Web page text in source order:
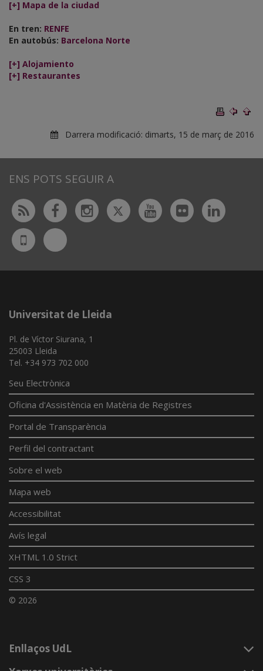
[+] Mapa de la ciudad
En tren: RENFE
En autobús: Barcelona Norte
[+] Alojamiento
[+] Restaurantes
Darrera modificació: dimarts, 15 de març de 2016
ENS POTS SEGUIR A
Rss FacebookInstagram
TwitterYoutubeFlickr
UdL
App
Bluesky
Universitat de Lleida
Pl. de Víctor Siurana, 1
25003 Lleida
Tel. +34 973 702 000
Seu Electrònica
Oficina d'Assistència en Matèria de Registres
Portal de Transparència
Perfil del contractant
Sobre el web
Mapa web
Accessibilitat
Avís legal
XHTML 1.0 Strict
CSS 3
© 2026
Enllaços UdL